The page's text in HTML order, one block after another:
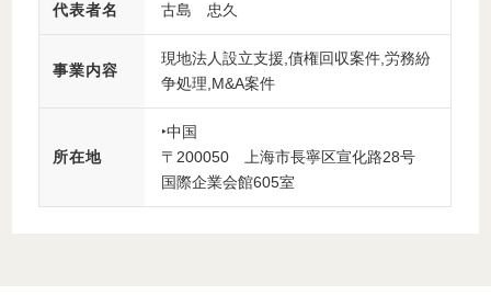
代表者名 古島 忠久
事業内容
現地法人設立支援,債権回収案件,労務紛
争処理,M&A案件
所在地
‣中国
〒200050 上海市長寧区宣化路28号
国際企業会館605室